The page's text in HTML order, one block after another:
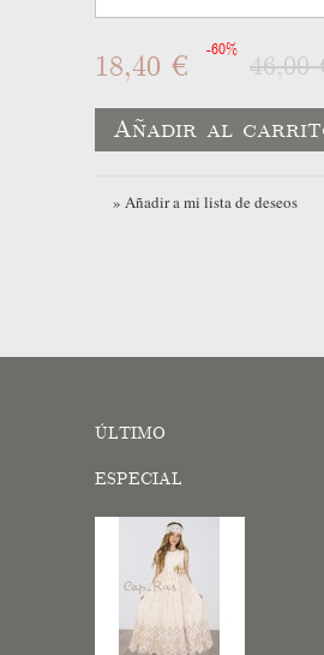
18,40 € -60%
46,00
Añadir al
» Añadir a mi lista de deseos
ÚLTIMO
ESPECIAL